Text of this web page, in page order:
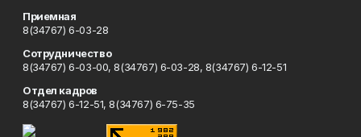
Приемная
8(34767) 6-03-28
Сотрудничество
8(34767) 6-03-00, 8(34767) 6-03-28, 8(34767) 6-12-51
Отдел кадров
8(34767) 6-12-51, 8(34767) 6-75-35